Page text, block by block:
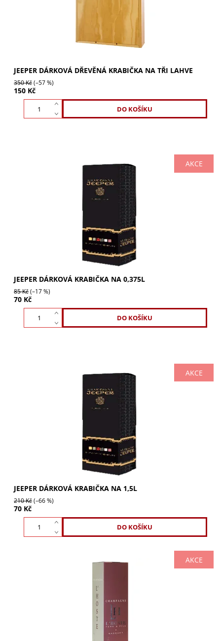
JEEPER DÁRKOVÁ DŘEVĚNÁ KRABIČKA NA TŘI LAHVE
350 Kč(–57 %)
150 Kč
AKCE
JEEPER Dárková Krabička na 0,375l: Proměňte dar v
nezapomenutelný zážitek. Elegantní, prémiová kvalita,
perfektní velikost pro vaše lahve. Vytvořte...
JEEPER DÁRKOVÁ KRABIČKA NA 0,375L
85 Kč(–17 %)
70 Kč
AKCE
JEEPER Dárková krabička na 1,5l dodá vašemu dárku
luxusní vzhled. Perfektní ochrana a elegantní design pro
výjimečné láhve. Učiňte svůj dárek...
JEEPER DÁRKOVÁ KRABIČKA NA 1,5L
210 Kč(–66 %)
70 Kč
AKCE
který perfektně doplní jakoukoli láhev L'Hoste. Vytvořte
nezapomenutelný dárek s touto...